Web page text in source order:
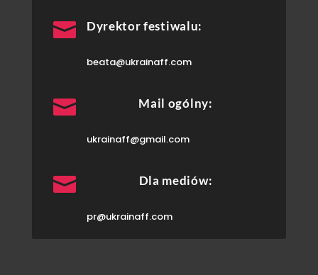
 Dyrektor festiwalu:
beata@ukrainaff.com
 Mail ogólny:
ukrainaff@gmail.com
 Dla mediów:
pr@ukrainaff.com